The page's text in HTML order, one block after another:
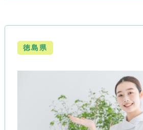
徳島県